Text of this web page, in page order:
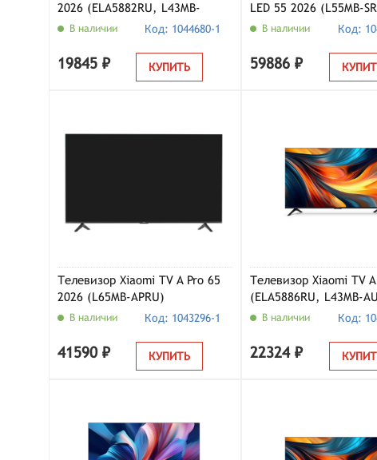
2026 (ELA5882RU, L43MB-
AFRU), черный
В наличии Код: 1044680-1
19845 ₽ КУПИТЬ
LED 55 2026 (L55MB-
темно-серый
В наличии Код:
59886 ₽
Телевизор Xiaomi TV A Pro 65
2026 (L65MB-APRU)
В наличии Код: 1043296-1
41590 ₽ КУПИТЬ
Телевизор Xiaomi TV
(ELA5886RU, L43MB-
черный
В наличии Код:
22324 ₽